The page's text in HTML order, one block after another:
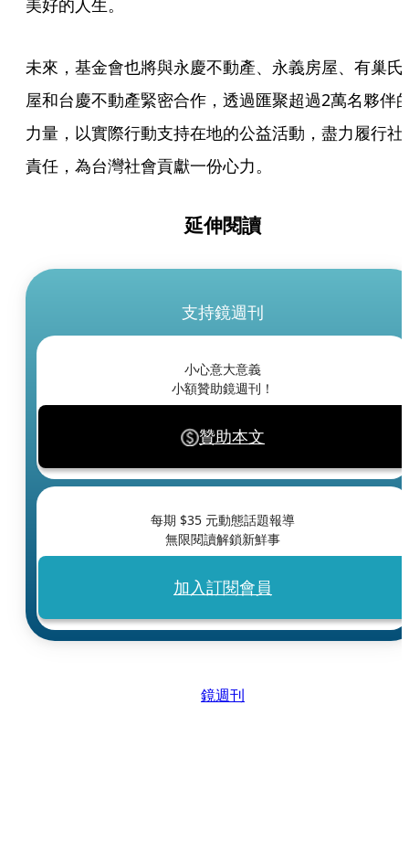
美好的人生。
未來，基金會也將與永慶不動產、永義房屋、有巢氏
屋和台慶不動產緊密合作，透過匯聚超過2萬名夥伴
力量，以實際行動支持在地的公益活動，盡力履行社
責任，為台灣社會貢獻一份心力。
延伸閱讀
支持鏡週刊
小心意大意義
小額贊助鏡週刊！
贊助本文
每期 $35 元動態話題報導
無限閱讀解鎖新鮮事
加入訂閱會員
鏡週刊